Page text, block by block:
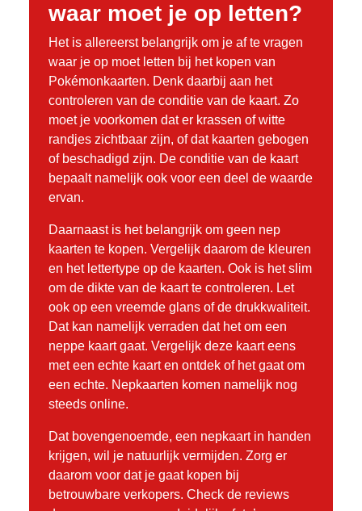
waar moet je op letten?
Het is allereerst belangrijk om je af te vragen
waar je op moet letten bij het kopen van
Pokémonkaarten. Denk daarbij aan het
controleren van de conditie van de kaart. Zo
moet je voorkomen dat er krassen of witte
randjes zichtbaar zijn, of dat kaarten gebogen
of beschadigd zijn. De conditie van de kaart
bepaalt namelijk ook voor een deel de waarde
ervan.
Daarnaast is het belangrijk om geen nep
kaarten te kopen. Vergelijk daarom de kleuren
en het lettertype op de kaarten. Ook is het slim
om de dikte van de kaart te controleren. Let
ook op een vreemde glans of de drukkwaliteit.
Dat kan namelijk verraden dat het om een
neppe kaart gaat. Vergelijk deze kaart eens
met een echte kaart en ontdek of het gaat om
een echte. Nepkaarten komen namelijk nog
steeds online.
Dat bovengenoemde, een nepkaart in handen
krijgen, wil je natuurlijk vermijden. Zorg er
daarom voor dat je gaat kopen bij
betrouwbare verkopers. Check de reviews